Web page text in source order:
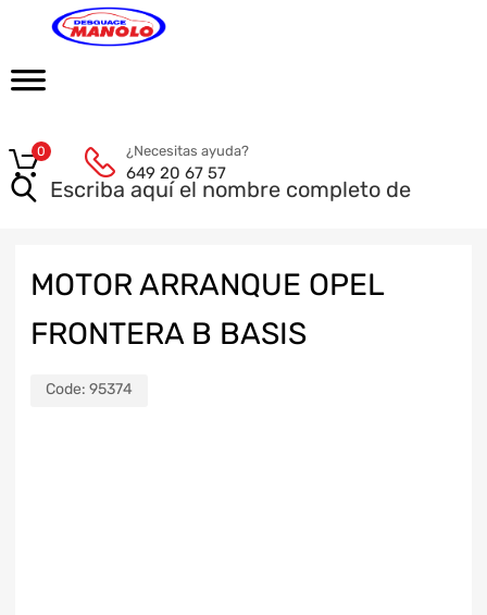
¿Necesitas ayuda?
649 20 67 57
0
MOTOR ARRANQUE OPEL
FRONTERA B BASIS
Code: 95374